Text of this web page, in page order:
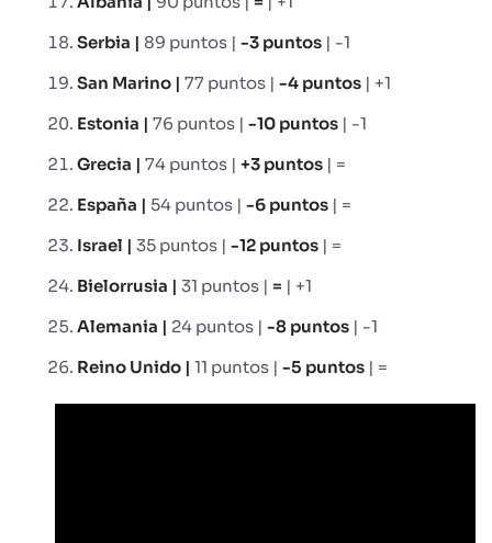
Serbia | 89 puntos | -3 puntos | -1
San Marino | 77 puntos | -4 puntos | +1
Estonia | 76 puntos | -10 puntos | -1
Grecia | 74 puntos | +3 puntos | =
España | 54 puntos | -6 puntos | =
Israel | 35 puntos | -12 puntos | =
Bielorrusia | 31 puntos | = | +1
Alemania | 24 puntos | -8 puntos | -1
Reino Unido | 11 puntos | -5 puntos | =